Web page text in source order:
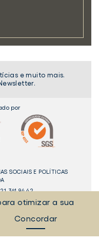
e muito mais.
por
SOCIAIS E POLÍTICAS
361 94 42
otimizar a sua
Concordar